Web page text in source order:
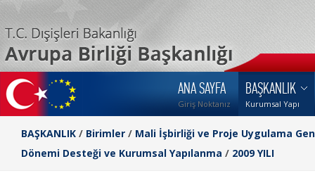
ANA SAYFA
Giriş Noktanız
BAŞKANLIK
Kurumsal Yapı
BAŞKANLIK / Birimler / Mali İşbirliği ve Proje Uygulama
Dönemi Desteği ve Kurumsal Yapılanma / 2009 YILI